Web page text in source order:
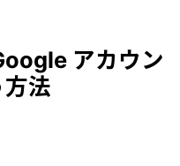
アカウン
方法